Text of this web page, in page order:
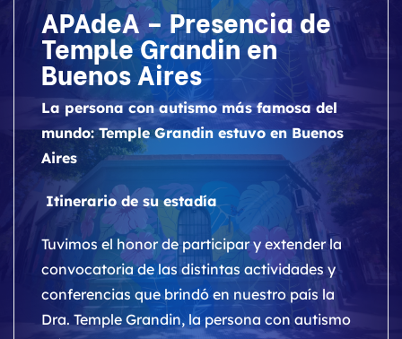
APAdeA – Presencia de
Temple Grandin en
Buenos Aires
La persona con autismo más famosa del
mundo: Temple Grandin estuvo en Buenos
Aires
Itinerario de su estadía
Tuvimos el honor de participar y extender la
convocatoria de las distintas actividades y
conferencias que brindó en nuestro país la
Dra. Temple Grandin, la persona con autismo